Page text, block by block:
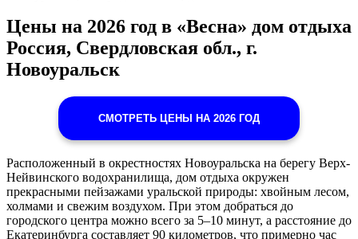
Цены на 2026 год в «Весна» дом отдыха
Россия, Свердловская обл., г.
Новоуральск
СМОТРЕТЬ ЦЕНЫ НА 2026 ГОД
Расположенный в окрестностях Новоуральска на берегу Верх-
Нейвинского водохранилища, дом отдыха окружен
прекрасными пейзажами уральской природы: хвойным лесом,
холмами и свежим воздухом. При этом добраться до
городского центра можно всего за 5–10 минут, а расстояние до
Екатеринбурга составляет 90 километров, что примерно час